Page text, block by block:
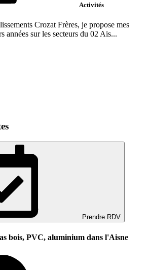
Activités
Crozat Frères, je propose mes
années sur les secteurs du 02 Ais...
Prendre RDV
bois, PVC, aluminium dans l'Aisne